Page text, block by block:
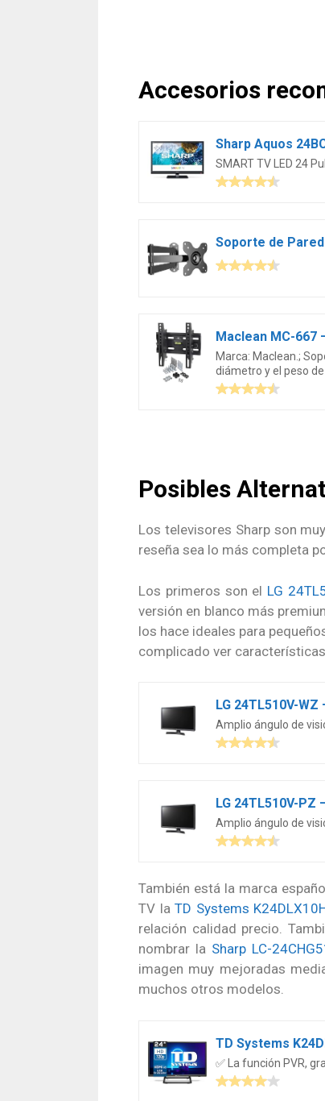
Accesorios
SMART TV LED 24
Marca: Maclean.;
diámetro y el peso de
Posibles
Los televisores Sharp son
reseña sea lo más completa
Los primeros son el LG
versión en blanco más
los hace ideales para
complicado ver características
Amplio ángulo de
Amplio ángulo de
También está la marca
TV laTD Systems
relación calidad precio.
nombrar la Sharp LC-
imagen muy mejoradas
muchos otros modelos.
✅ La función PVR,